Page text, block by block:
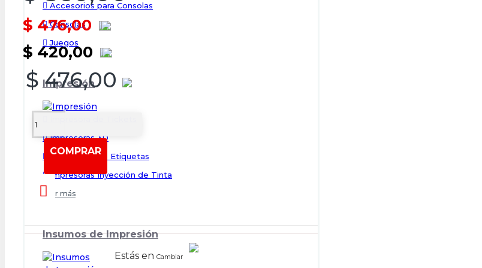
Accesorios para Consolas
Consolas
Juegos
Impresión
Impresoras 3D
Impresoras de Etiquetas
Impresoras Inyección de Tinta
Ver más
Insumos de Impresión
$ 476,00
$ 420,00
$ 476,00
COMPRAR
Estás en Cambiar